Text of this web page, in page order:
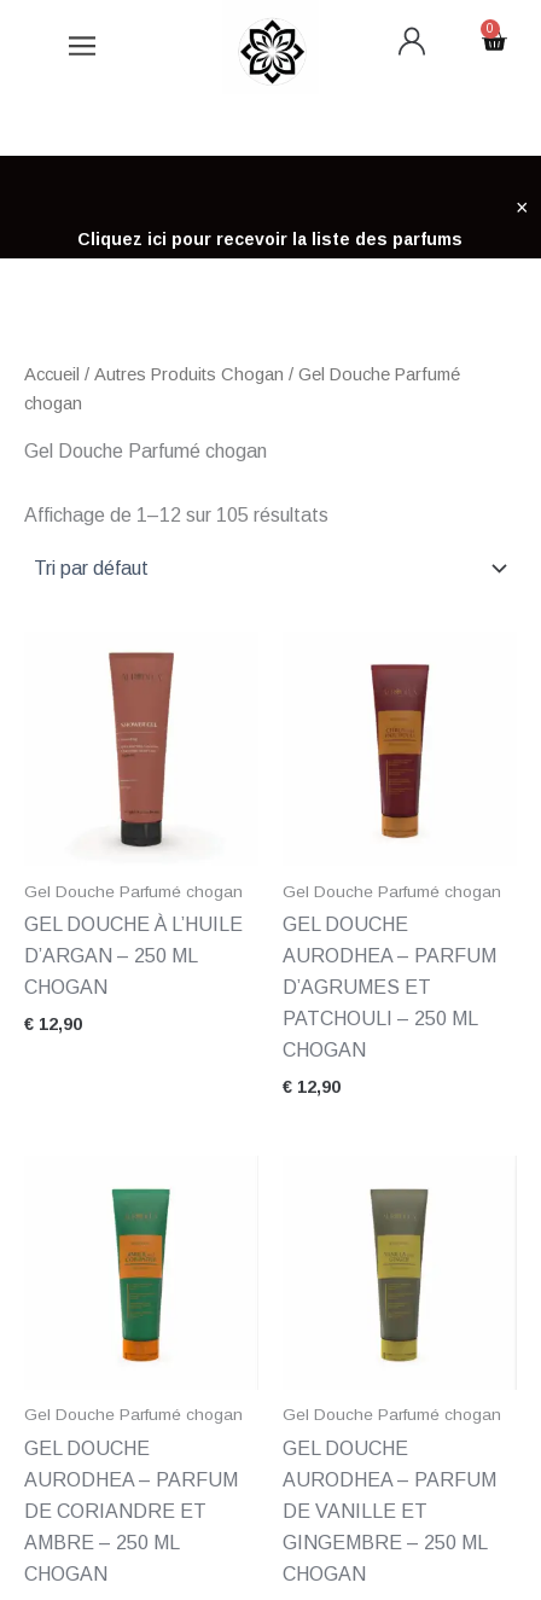
0
Cart
Cliquez ici pour recevoir la liste des parfums
×
Accueil / Autres Produits Chogan / Gel Douche Parfumé
chogan
Gel Douche Parfumé chogan
Affichage de 1–12 sur 105 résultats
Gel Douche Parfumé chogan
GEL DOUCHE À L’HUILE
D’ARGAN – 250 ML
CHOGAN
€ 12,90
Gel Douche Parfumé chogan
GEL DOUCHE
AURODHEA – PARFUM
D’AGRUMES ET
PATCHOULI – 250 ML
CHOGAN
€ 12,90
Gel Douche Parfumé chogan
GEL DOUCHE
AURODHEA – PARFUM
DE CORIANDRE ET
AMBRE – 250 ML
CHOGAN
Gel Douche Parfumé chogan
GEL DOUCHE
AURODHEA – PARFUM
DE VANILLE ET
GINGEMBRE – 250 ML
CHOGAN